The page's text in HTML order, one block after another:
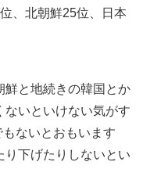
位、北朝鮮25位、日本
鮮と地続きの韓国とか
ないといけない気がす
ないとおもいます
下げたりしないとい